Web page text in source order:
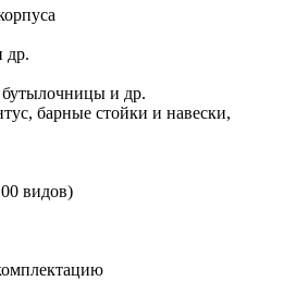
др.
и др.
барные стойки и навески,
видов)